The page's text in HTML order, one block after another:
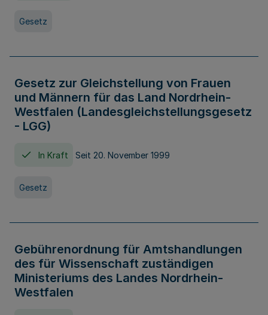
Gesetz
Gesetz zur Gleichstellung von Frauen
und Männern für das Land Nordrhein-
Westfalen (Landesgleichstellungsgesetz
- LGG)
In Kraft Seit 20. November 1999
Gesetz
Gebührenordnung für Amtshandlungen
des für Wissenschaft zuständigen
Ministeriums des Landes Nordrhein-
Westfalen